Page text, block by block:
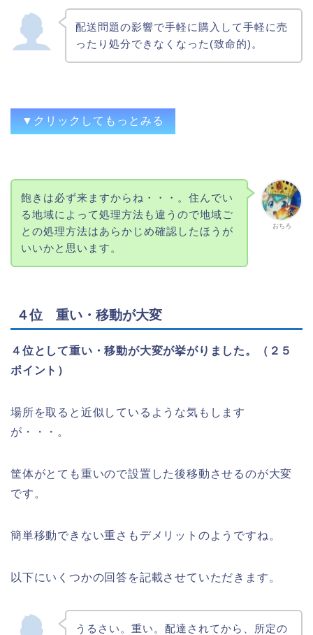
リール音がするので、賃貸などでは難しい
場合あり。
リール作動音や音量に気を使います
機種によるが重い。音量調整しないとうる
配送問題の影響で手軽に購入して手軽に売
ったり処分できなくなった(致命的)。
▼クリックしてもっとみる
1台で1機種なので、ゲーム機と違って場所
を取る、処分が面倒
運送会社の方針の変更で処分のハードルが
飽きたら粗大ゴミで処分に困る
捨てる時気軽に捨てれない
それなりに面倒である(各自治体や、都心と
いざ、廃棄しようと思っても、業者に委託
おちろ
飽きは必ず来ますからね・・・。住んでい
る地域によって処理方法も違うので地域ご
との処理方法はあらかじめ確認したほうが
いいかと思います。
４位 重い・移動が大変
４位として重い・移動が大変が挙がりました。（２５
ポイント）
場所を取ると近似しているような気もします
が・・・。
筐体がとても重いので設置した後移動させるのが大変
です。
簡単移動できない重さもデメリットのようですね。
以下にいくつかの回答を記載させていただきます。
うるさい。重い。配達されてから、所定の